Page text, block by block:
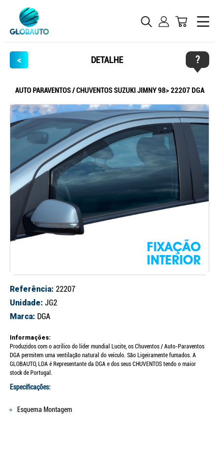
< DETALHE ?
AUTO PARAVENTOS / CHUVENTOS SUZUKI JIMNY 98> 22207 DGA
Referência: 22207
Unidade: JG2
Marca: DGA
Informações:
Produzidos com o acrílico do líder mundial Lucite, os Chuventos / Auto-Paraventos
DGA permitem uma ventilação natural do veículo. São Ligeiramente fumados. A
GLOBAUTO, LDA é Representante da DGA e dos seus CHUVENTOS tendo o maior
stock de Portugal.
Especificações:
Esquema Montagem